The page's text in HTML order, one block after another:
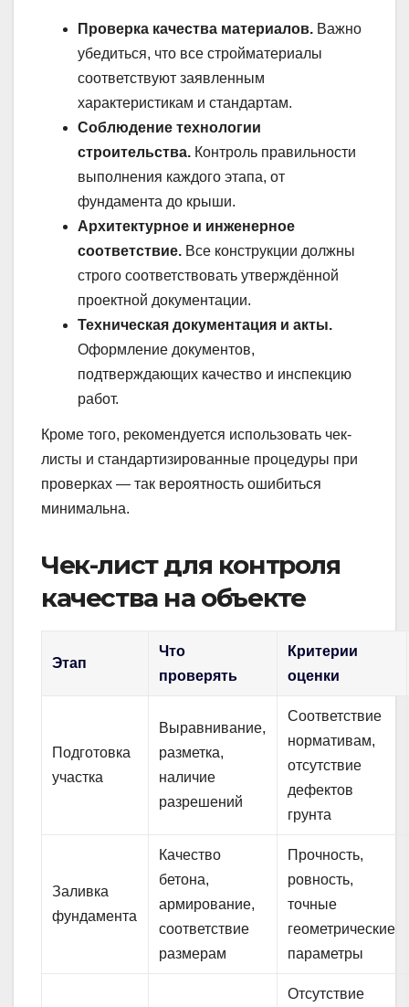
Проверка качества материалов. Важно
убедиться, что все стройматериалы
соответствуют заявленным
характеристикам и стандартам.
Соблюдение технологии
строительства. Контроль правильности
выполнения каждого этапа, от
фундамента до крыши.
Архитектурное и инженерное
соответствие. Все конструкции должны
строго соответствовать утверждённой
проектной документации.
Техническая документация и акты.
Оформление документов,
подтверждающих качество и инспекцию
работ.
Кроме того, рекомендуется использовать чек-
листы и стандартизированные процедуры при
проверках — так вероятность ошибиться
минимальна.
Чек-лист для контроля
качества на объекте
Этап
Что
проверять
Критерии
оценки
Подготовка
участка
Выравнивание,
разметка,
наличие
разрешений
Соответствие
нормативам,
отсутствие
дефектов
грунта
Заливка
фундамента
Качество
бетона,
армирование,
соответствие
размерам
Прочность,
ровность,
точные
геометрические
параметры
Отсутствие